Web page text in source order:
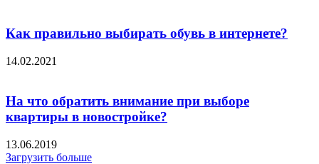
Как правильно выбирать обувь в интернете?
14.02.2021
На что обратить внимание при выборе
квартиры в новостройке?
13.06.2019
Загрузить больше